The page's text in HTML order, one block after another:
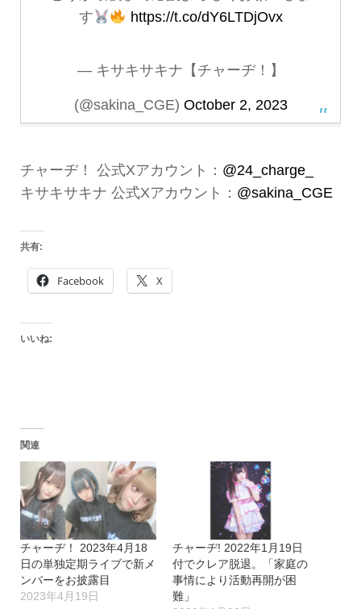
す
https://t.co/dY6LTDjOvx
— キサキサキナ【チャーヂ！】
(@sakina_CGE) October 2, 2023
チャーヂ！ 公式Xアカウント： @24_charge_
キサキサキナ 公式Xアカウント： @sakina_CGE
共有:
Facebook X
いいね:
関連
チャーヂ！ 2023年4月18
日の単独定期ライブで新メ
ンバーをお披露目
2023年4月19日
チャーヂ! 2022年1月19日
付でクレア脱退。「家庭の
事情により活動再開が困
難」